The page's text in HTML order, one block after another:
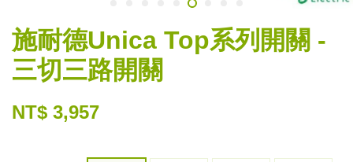
施耐德Unica Top系列開關 -
三切三路開關
NT$ 3,957